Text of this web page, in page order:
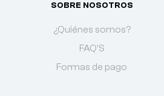
SOBRE NOSOTROS
¿Quiénes somos?
FAQ'S
Formas de pago